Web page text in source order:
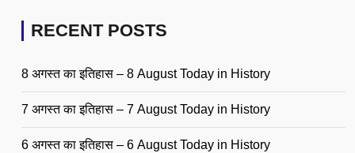
RECENT POSTS
8 अगस्त का इतिहास – 8 August Today in History
7 अगस्त का इतिहास – 7 August Today in History
6 अगस्त का इतिहास – 6 August Today in History